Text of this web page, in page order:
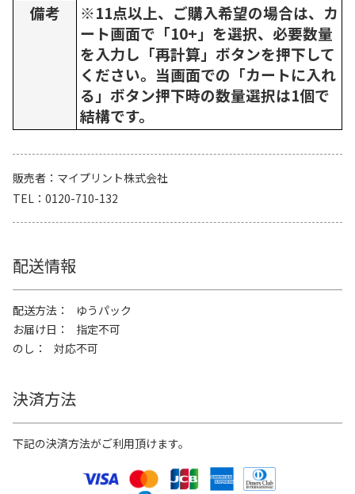
備考
※11点以上、ご購入希望の場合は、カ
ート画面で「10+」を選択、必要数量
を入力し「再計算」ボタンを押下して
ください。当画面での「カートに入れ
る」ボタン押下時の数量選択は1個で
結構です。
販売者
マイプリント株式会社
TEL
0120-710-132
配送情報
配送方法
ゆうパック
お届け日
指定不可
のし
対応不可
決済方法
下記の決済方法がご利用頂けます。